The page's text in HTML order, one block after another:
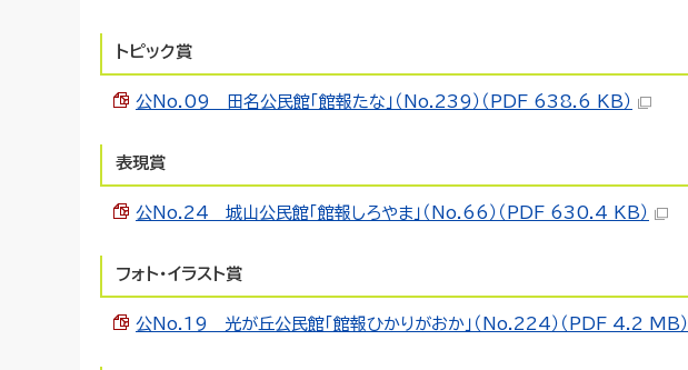
トピック賞
公No.09 田名公民館「館報たな」（No.239）（PDF 638.6 KB）
表現賞
公No.24 城山公民館「館報しろやま」（No.66）（PDF 630.4 KB）
フォト・イラスト賞
公No.19 光が丘公民館「館報ひかりがおか」（No.224）（PDF 4.2 MB）